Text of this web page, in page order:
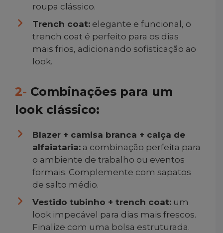
roupa clássico.
Trench coat: elegante e funcional, o
trench coat é perfeito para os dias
mais frios, adicionando sofisticação ao
look.
2- Combinações para um
look clássico:
Blazer + camisa branca + calça de
alfaiataria: a combinação perfeita para
o ambiente de trabalho ou eventos
formais. Complemente com sapatos
de salto médio.
Vestido tubinho + trench coat: um
look impecável para dias mais frescos.
Finalize com uma bolsa estruturada.